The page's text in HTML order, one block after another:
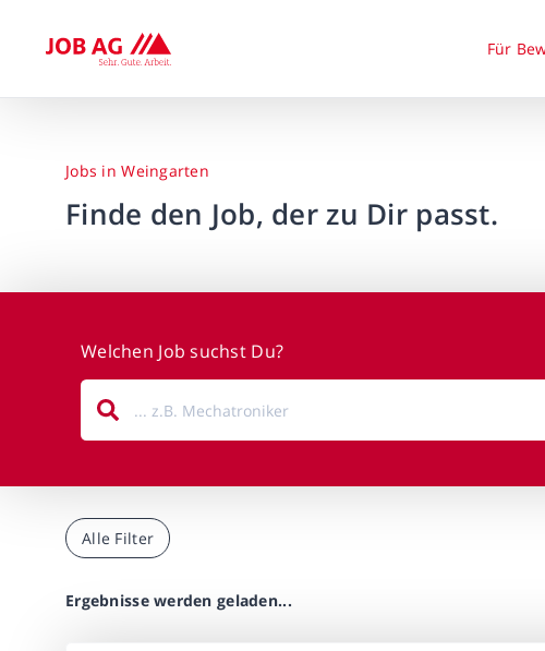
Für
Jobs in Weingarten
Finde den Job, der zu Dir passt.
Welchen Job suchst Du?
Alle Filter
Ergebnisse werden geladen...